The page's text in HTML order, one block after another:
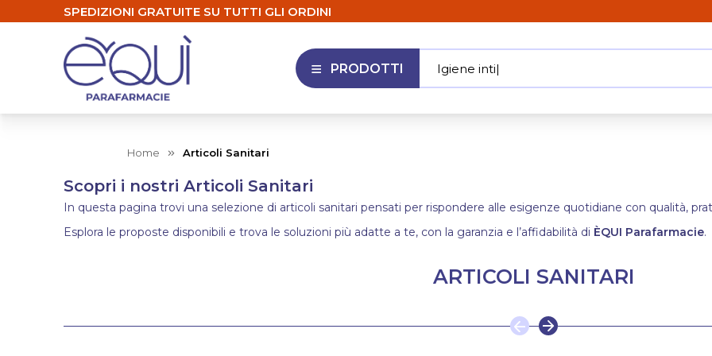
SPEDIZIONI GRATUITE SU TUTTI GLI ORDINI
APRI MENU
PRODOTTI Igie|
Home Articoli Sanitari
Scopri i nostri Articoli Sanitari
In questa pagina trovi una selezione di articoli sanitari pensati per rispondere alle esigenze quotidiane con qualità,
Esplora le proposte disponibili e trova le soluzioni più adatte a te, con la garanzia e l’affidabilità di ÈQUI Parafarmacie.
ARTICOLI SANITARI